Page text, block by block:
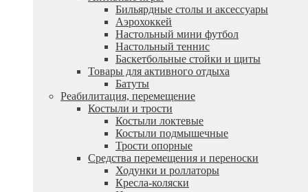
Бильярдные столы и аксессуары
Аэрохоккей
Настольный мини футбол
Настольный теннис
Баскетбольные стойки и щиты
Товары для активного отдыха
Батуты
Реабилитация, перемещение
Костыли и трости
Костыли локтевые
Костыли подмышечные
Трости опорные
Средства перемещения и переноски
Ходунки и роллаторы
Кресла-коляски